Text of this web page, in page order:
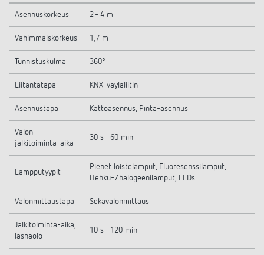
Asennuskorkeus 2 - 4 m
Vähimmäiskorkeus 1,7 m
Tunnistuskulma 360°
Liitäntätapa KNX-väyläliitin
Asennustapa Kattoasennus, Pinta-asennus
Valon
jälkitoiminta-aika
30 s - 60 min
Lampputyypit
Pienet loistelamput, Fluoresenssilamput,
Hehku-/halogeenilamput, LEDs
Valonmittaustapa Sekavalonmittaus
Jälkitoiminta-aika,
läsnäolo
10 s - 120 min